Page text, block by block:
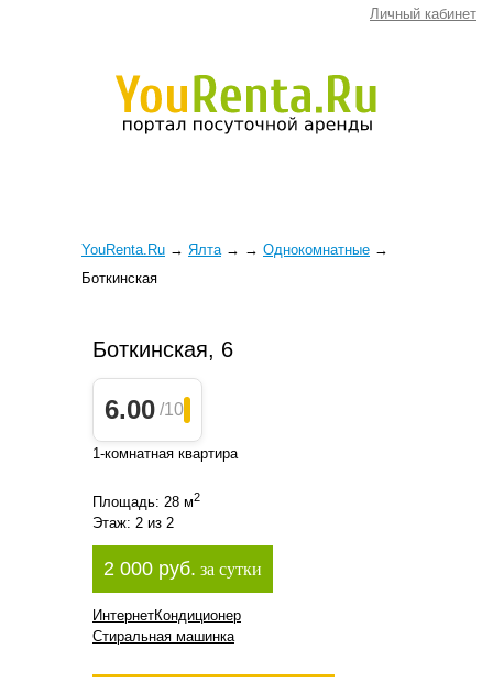
Личный кабинет
YouRenta.Ru → Ялта → → Однокомнатные →
Боткинская
Боткинская, 6
6.00 /10
1-комнатная квартира
Площадь: 28 м2
Этаж: 2 из 2
2 000 руб. за сутки
ИнтернетКондиционер
Стиральная машинка